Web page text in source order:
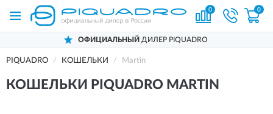
0 0
ОФИЦИАЛЬНЫЙ ДИЛЕР PIQUADRO
PIQUADRO КОШЕЛЬКИ Martin
КОШЕЛЬКИ PIQUADRO MARTIN